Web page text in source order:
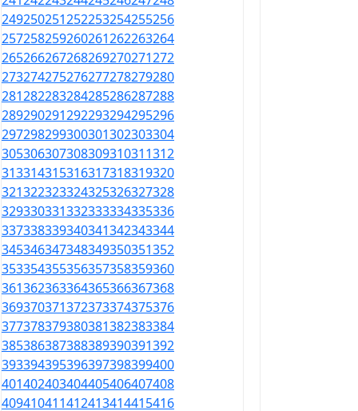
249250251252253254255256
257258259260261262263264
265266267268269270271272
273274275276277278279280
281282283284285286287288
289290291292293294295296
297298299300301302303304
305306307308309310311312
313314315316317318319320
321322323324325326327328
329330331332333334335336
337338339340341342343344
345346347348349350351352
353354355356357358359360
361362363364365366367368
369370371372373374375376
377378379380381382383384
385386387388389390391392
393394395396397398399400
401402403404405406407408
409410411412413414415416